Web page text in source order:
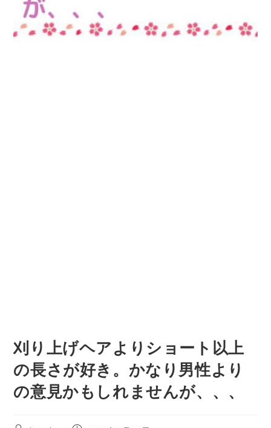
刈り上げヘアよりショート以上
の長さが好き。かなり男性より
の意見かもしれませんが、、、